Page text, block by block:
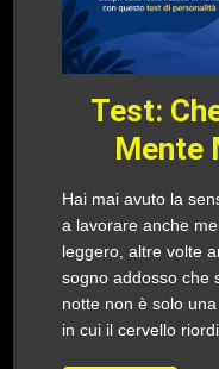
Test:
Mente
Hai mai avuto la
a lavorare anche
leggero, altre volte
sogno addosso che
notte non è solo
in cui il cervello